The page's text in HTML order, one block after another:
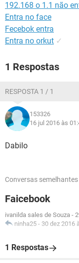
192.168 o 1.1 não
Entra no face
Fecebok entra
Entra no orkut ✓
1 Respostas
RESPOSTA 1 / 1
153326
16 jul 2016 às
Dabilo
Conversas semelhantes
Faicebook
ivanilda sales de Souza -
ninha25 - 30 dez 2016
1 Respostas